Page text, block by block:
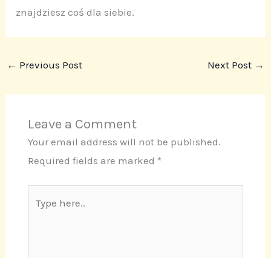
znajdziesz coś dla siebie.
← Previous Post Next Post →
Leave a Comment
Your email address will not be published.
Required fields are marked *
here..